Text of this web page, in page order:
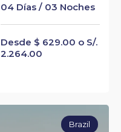
04 Días / 03 Noches
Desde $ 629.00 o S/.
2.264.00
Brazil